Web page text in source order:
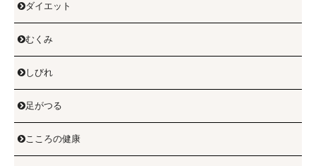
ダイエット
むくみ
しびれ
足がつる
こころの健康